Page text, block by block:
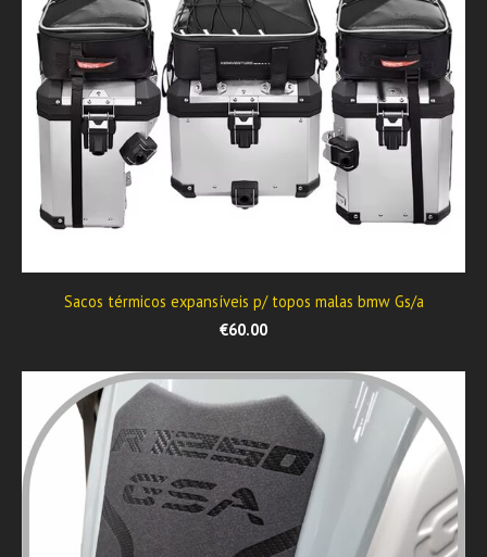
Sacos térmicos expansíveis p/ topos malas bmw Gs/a
€60.00